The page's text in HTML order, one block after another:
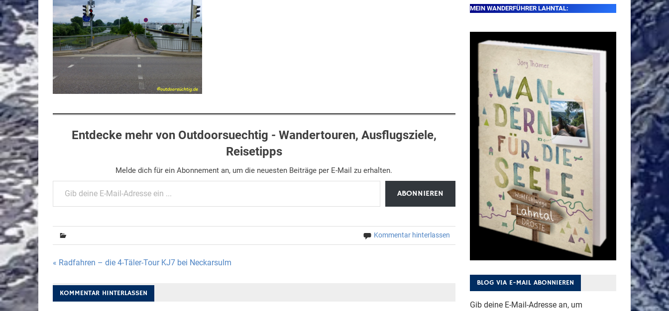
Entdecke mehr von Outdoorsuechtig - Wandertouren, Ausflugsziele,
Reisetipps
Melde dich für ein Abonnement an, um die neuesten Beiträge per E-Mail zu erhalten.
Gib deine E-Mail-Adresse ein ...
ABONNIEREN
Kommentar hinterlassen
Beitragsnavigation
« Radfahren – die 4-Täler-Tour KJ7 bei Neckarsulm
KOMMENTAR HINTERLASSEN
MEIN WANDERFÜHRER LAHNTAL:
BLOG VIA E-MAIL ABONNIEREN
Gib deine E-Mail-Adresse an, um